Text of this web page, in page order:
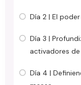
Día 2 | El
Día 3 |
activadores
Día 4 |